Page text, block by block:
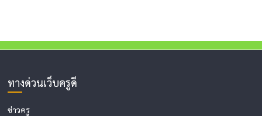
ทางด่วนเว็บครูดี
ข่าวครู